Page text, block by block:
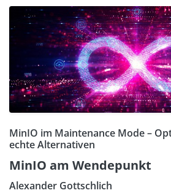
MinIO im Maintenance Mode –
echte Alternativen
MinIO am Wendepunkt
Alexander Gottschlich